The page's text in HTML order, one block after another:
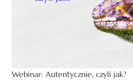
Webinar: Autentycznie, czyli jak?